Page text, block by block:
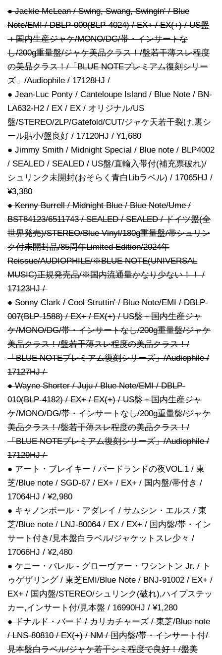
● Jackie McLean / Swing, Swang, Swingin' / Blue
Note/EMI / DBLP-009(BLP-4024) / EX+ / EX(+) / US盤
＋国内生産ジャケ/MONO/DG/帯・インサートな
し/200g重量盤/ジャケ美品クラス！/盤若干薄スレ程度
の美品クラス！/「BLUE NOTEプレミアム復刻シリー
ズ」/Audiophile / 17128HJ /
● Jean-Luc Ponty / Canteloupe Island / Blue Note / BN-
LA632-H2 / EX / EX / オリジナル/US
盤/STEREO/2LP/Gatefold/CUT/ジャケ天若干裂け,裏シ
ール貼小/盤良好 / 17120HJ / ¥1,680
● Jimmy Smith / Midnight Special / Blue note / BLP4002
/ SEALED / SEALED / US盤/直輸入帯付(補充票破れ)/
シュリンク未開封(おそらく青白Libラベル) / 17065HJ /
¥3,380
● Kenny Burrell / Midnight Blue / Blue Note/Ume /
BST84123/6511743 / SEALED / SEALED / ドイツ盤(全
世界発売)/STEREO/Blue Vinyl/180g重量盤/帯シュリン
ク付未開封品/85周年Limited Edition/2024年
Reissue/AUDIOPHILE/※BLUE NOTE(UNIVERSAL
MUSIC)正規発売品/※国内流通量かなり少ない！！ /
17123HJ /
● Sonny Clark / Cool Struttin' / Blue Note/EMI / DBLP-
007(BLP-1588) / EX+ / EX(+) / US盤＋国内生産ジャ
ケ/MONO/DG/帯・インサートなし/200g重量盤/ジャケ
美品クラス！/盤若干薄スレ程度の美品クラス！/
「BLUE NOTEプレミアム復刻シリーズ」/Audiophile /
17127HJ /
● Wayne Shorter / Juju / Blue Note/EMI / DBLP-
010(BLP-4182) / EX+ / EX(+) / US盤＋国内生産ジャ
ケ/MONO/DG/帯・インサートなし/200g重量盤/ジャケ
美品クラス！/盤若干薄スレ程度の美品クラス！/
「BLUE NOTEプレミアム復刻シリーズ」/Audiophile /
17129HJ /
● アート・ブレイキー / バードランドの夜VOL.1 / 東
芝/Blue note / SGD-67 / EX+ / EX+ / 国内盤/帯付き /
17064HJ / ¥2,980
● キャノンボール・アダレイ / サムシン・エルス / 東
芝/Blue note / LNJ-80064 / EX / EX+ / 国内盤/帯・イン
サート付き/見本盤白ラベル/ジャケットスレ少々 /
17066HJ / ¥2,480
● ケニー・バレル - グローヴァー・ワシントン Jr. / ト
ゥゲザリング / 東芝EMI/Blue Note / BNJ-91002 / EX+ /
EX+ / 国内盤/STEREO/シュリンク(破れ),ハイプステッ
カー,インサート付/見本盤 / 16990HJ / ¥1,280
● ドナルド・バード / カリカチャーズ / 東芝/Blue note
/ LNS-80810 / EX(+) / NM / 国内盤/帯・インサート付/
見本盤白ラベル/ジャケ若干シミ程度で良好！/盤美